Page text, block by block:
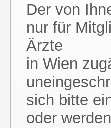
Der von
nur für
Ärzte
in Wien
sich bitte
oder